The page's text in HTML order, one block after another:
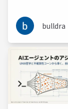
る預言書の時代
bulldra